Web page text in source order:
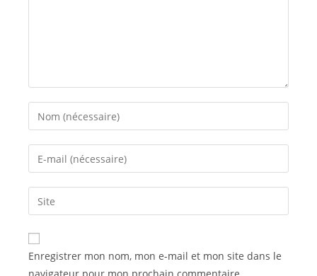
Enter
your
name
comment
Enter
your
email
address
comment
Saisir
l’URL
de
votre
Enregistrer mon nom, mon e-mail et mon site dans le